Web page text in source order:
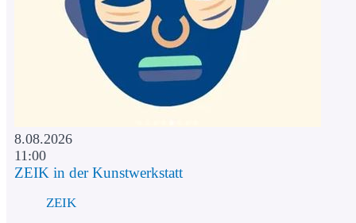
8.08.2026
11:00
ZEIK in der Kunstwerkstatt
ZEIK